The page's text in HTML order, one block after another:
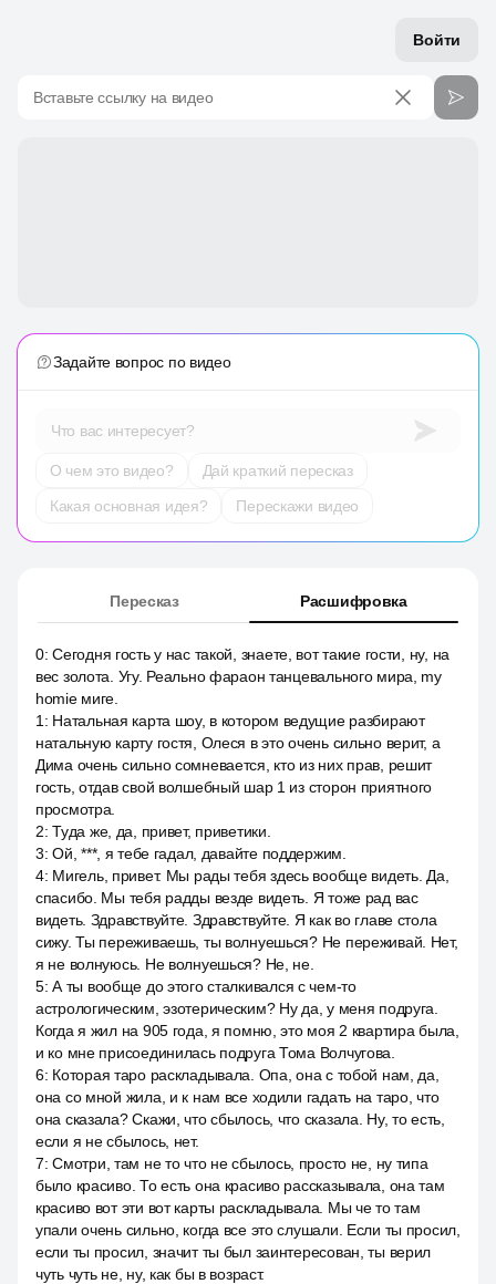
Войти
Вставьте ссылку на видео
Задайте вопрос по видео
Что вас интересует?
О чем это видео?
Дай краткий пересказ
Какая основная идея?
Перескажи видео
Пересказ Расшифровка
0:Сегодня гость у нас такой, знаете, вот такие гости, ну, на
вес золота. Угу. Реально фараон танцевального мира, my
homie миге.
1 : Натальная карта шоу, в котором ведущие разбирают
натальную карту гостя, Олеся в это очень сильно верит, а
Дима очень сильно сомневается, кто из них прав, решит
гость, отдав свой волшебный шар 1 из сторон приятного
просмотра.
2:Туда же, да, привет, приветики.
3:Ой, ***, я тебе гадал, давайте поддержим.
4: Мигель, привет. Мы рады тебя здесь вообще видеть. Да,
спасибо. Мы тебя радды везде видеть. Я тоже рад вас
видеть. Здравствуйте. Здравствуйте. Я как во главе стола
сижу. Ты переживаешь, ты волнуешься? Не переживай. Нет,
я не волнуюсь. Не волнуешься? Не, не.
5:А ты вообще до этого сталкивался с чем-то
астрологическим, эзотерическим? Ну да, у меня подруга.
Когда я жил на 905 года, я помню, это моя 2 квартира была,
и ко мне присоединилась подруга Тома Волчугова.
6: Которая таро раскладывала. Опа, она с тобой нам, да,
она со мной жила, и к нам все ходили гадать на таро, что
она сказала? Скажи, что сбылось, что сказала. Ну, то есть,
если я не сбылось, нет.
7:Смотри, там не то что не сбылось, просто не, ну типа
было красиво. То есть она красиво рассказывала, она там
красиво вот эти вот карты раскладывала. Мы че то там
упали очень сильно, когда все это слушали. Если ты просил,
если ты просил, значит ты был заинтересован, ты верил
чуть чуть не, ну, как бы в возраст.